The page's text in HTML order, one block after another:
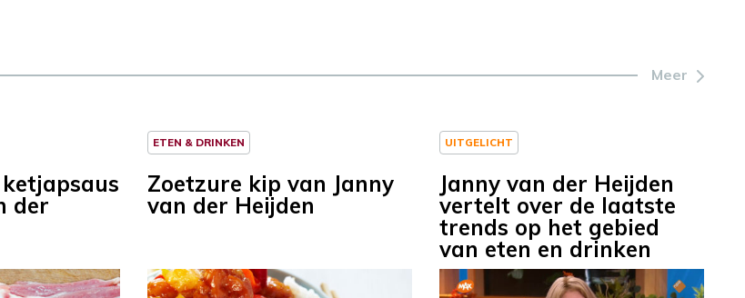
Meer
der
ETEN & DRINKEN
Zoetzure kip van Janny
van der Heijden
UITGELICHT
Janny van der Heijden
vertelt over de laatste
trends op het gebied
van eten en drinken